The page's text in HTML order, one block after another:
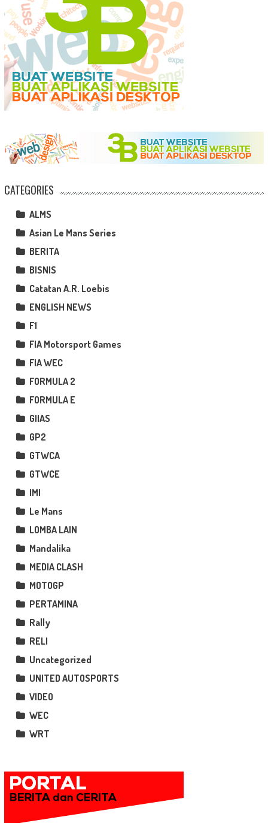
CATEGORIES
ALMS
Asian Le Mans Series
BERITA
BISNIS
Catatan A.R. Loebis
ENGLISH NEWS
F1
FIA Motorsport Games
FIA WEC
FORMULA 2
FORMULA E
GIIAS
GP2
GTWCA
GTWCE
IMI
Le Mans
LOMBA LAIN
Mandalika
MEDIA CLASH
MOTOGP
PERTAMINA
Rally
RELI
Uncategorized
UNITED AUTOSPORTS
VIDEO
WEC
WRT